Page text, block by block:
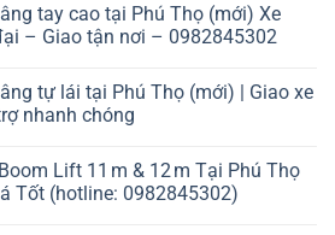
tay cao tại Phú Thọ (mới) Xe
– Giao tận nơi – 0982845302
tự lái tại Phú Thọ (mới) | Giao xe
nhanh chóng
Lift 11 m & 12 m Tại Phú Thọ
Tốt (hotline: 0982845302)